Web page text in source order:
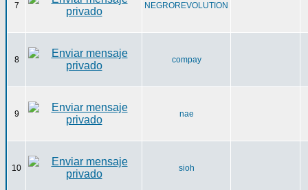
7 NEGROREVOLUTION
8 compay
9 nae
10 sioh